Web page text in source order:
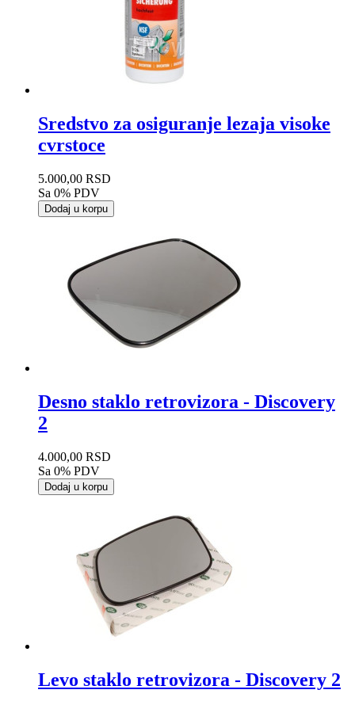
Sredstvo za osiguranje lezaja visoke
cvrstoce
5.000,00 RSD
Sa 0% PDV
Dodaj u korpu
Desno staklo retrovizora - Discovery
2
4.000,00 RSD
Sa 0% PDV
Dodaj u korpu
Levo staklo retrovizora - Discovery 2